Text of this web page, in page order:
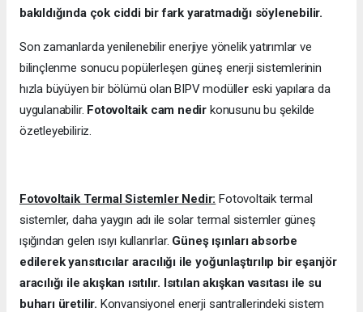
bakıldığında çok ciddi bir fark yaratmadığı söylenebilir.
Son zamanlarda yenilenebilir enerjiye yönelik yatırımlar ve
bilinçlenme sonucu popülerleşen güneş enerji sistemlerinin
hızla büyüyen bir bölümü olan BIPV modüller eski yapılara da
uygulanabilir. Fotovoltaik cam nedir konusunu bu şekilde
özetleyebiliriz.
Fotovoltaik Termal Sistemler Nedir: Fotovoltaik termal
sistemler, daha yaygın adı ile solar termal sistemler güneş
ışığından gelen ısıyı kullanırlar. Güneş ışınları absorbe
edilerek yansıtıcılar aracılığı ile yoğunlaştırılıp bir eşanjör
aracılığı ile akışkan ısıtılır. Isıtılan akışkan vasıtası ile su
buharı üretilir. Konvansiyonel enerji santrallerindeki sistem